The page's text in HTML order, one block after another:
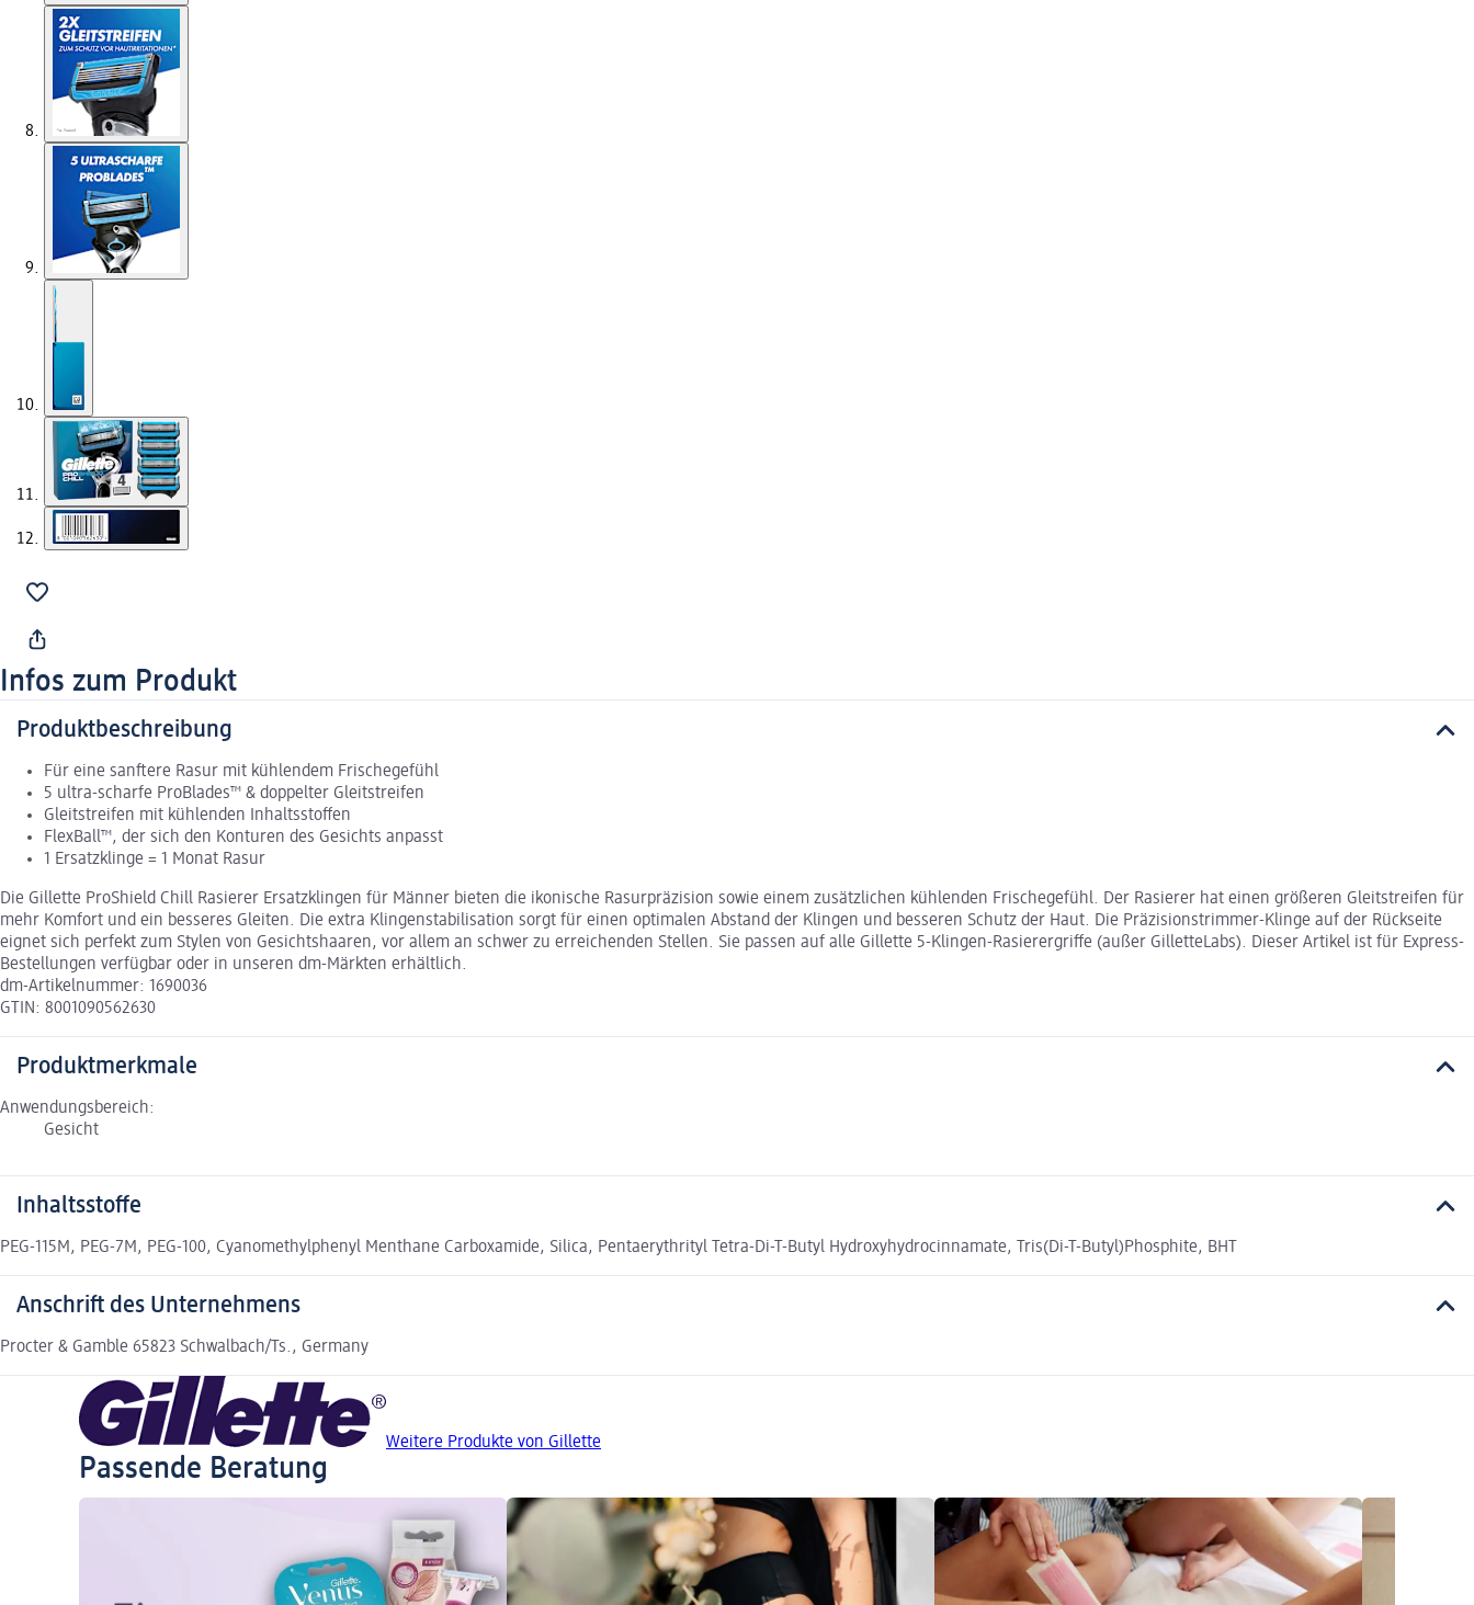
Infos zum Produkt
Produktbeschreibung
Für eine sanftere Rasur mit kühlendem Frischegefühl
5 ultra-scharfe ProBlades™ & doppelter Gleitstreifen
Gleitstreifen mit kühlenden Inhaltsstoffen
FlexBall™, der sich den Konturen des Gesichts anpasst
1 Ersatzklinge = 1 Monat Rasur
Die Gillette ProShield Chill Rasierer Ersatzklingen für Männer bieten die ikonische Rasurpräzision sowie einem zusätzlichen kühlenden Frischegefühl. Der Rasierer hat einen größeren Gleitstreifen für
mehr Komfort und ein besseres Gleiten. Die extra Klingenstabilisation sorgt für einen optimalen Abstand der Klingen und besseren Schutz der Haut. Die Präzisionstrimmer-Klinge auf der Rückseite
eignet sich perfekt zum Stylen von Gesichtshaaren, vor allem an schwer zu erreichenden Stellen. Sie passen auf alle Gillette 5-Klingen-Rasierergriffe (außer GilletteLabs). Dieser Artikel ist für Express-
Bestellungen verfügbar oder in unseren dm-Märkten erhältlich.
dm-Artikelnummer: 1690036
GTIN: 8001090562630
Produktmerkmale
Anwendungsbereich:
Gesicht
Inhaltsstoffe
PEG-115M, PEG-7M, PEG-100, Cyanomethylphenyl Menthane Carboxamide, Silica, Pentaerythrityl Tetra-Di-T-Butyl Hydroxyhydrocinnamate, Tris(Di-T-Butyl)Phosphite, BHT
Anschrift des Unternehmens
Procter & Gamble 65823 Schwalbach/Ts., Germany
Weitere Produkte von Gillette
Passende Beratung